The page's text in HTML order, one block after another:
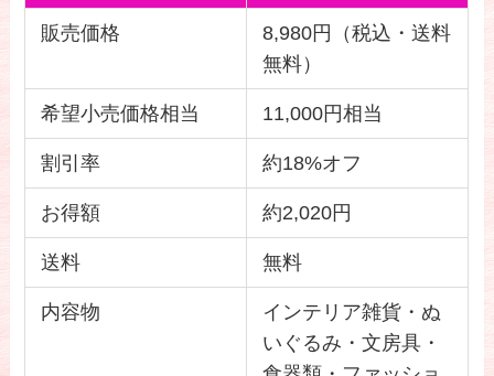
販売価格
8,980円（税込・送料
無料）
希望小売価格相当 11,000円相当
割引率 約18%オフ
お得額 約2,020円
送料 無料
内容物
インテリア雑貨・ぬ
いぐるみ・文房具・